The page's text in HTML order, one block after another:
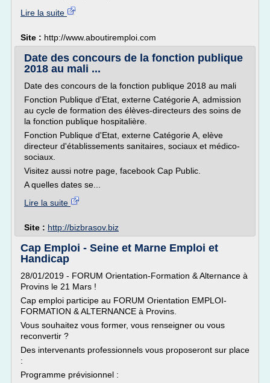
Lire la suite
Site : http://www.aboutiremploi.com
Date des concours de la fonction publique
2018 au mali ...
Date des concours de la fonction publique 2018 au mali
Fonction Publique d'Etat, externe Catégorie A, admission
au cycle de formation des élèves-directeurs des soins de
la fonction publique hospitalière.
Fonction Publique d'Etat, externe Catégorie A, elève
directeur d'établissements sanitaires, sociaux et médico-
sociaux.
Visitez aussi notre page, facebook Cap Public.
A quelles dates se...
Lire la suite
Site : http://bizbrasov.biz
Cap Emploi - Seine et Marne Emploi et
Handicap
28/01/2019 - FORUM Orientation-Formation & Alternance à
Provins le 21 Mars !
Cap emploi participe au FORUM Orientation EMPLOI-
FORMATION & ALTERNANCE à Provins.
Vous souhaitez vous former, vous renseigner ou vous
reconvertir ?
Des intervenants professionnels vous proposeront sur place
:
Programme prévisionnel :